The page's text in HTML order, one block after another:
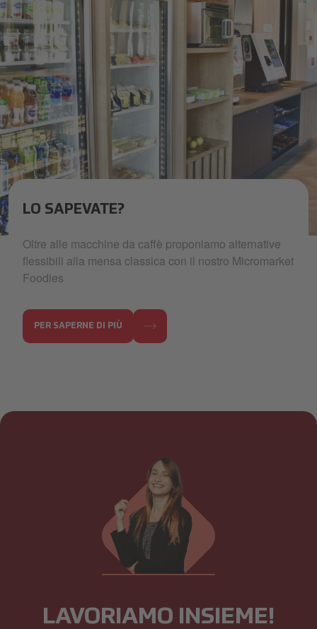
foodieslanding-clientsolutionoffering1.jpeg
LO SAPEVATE?
Oltre alle macchine da caffè proponiamo alternative
flessibili alla mensa classica con il nostro Micromarket
Foodies
PER SAPERNE DI PIÙ
LAVORIAMO INSIEME!